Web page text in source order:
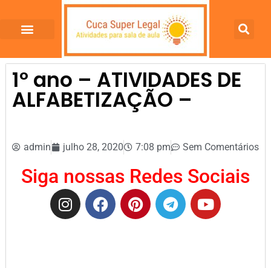
1º ano – ATIVIDADES DE
ALFABETIZAÇÃO –
admin julho 28, 2020 7:08 pm Sem Comentários
Siga nossas Redes Sociais